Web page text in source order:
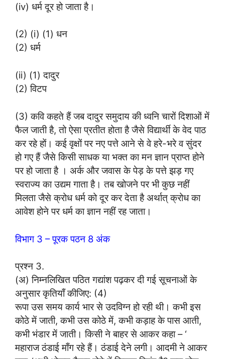
(iv) धर्म दूर हो जाता है।
(2) (i) (1) धन
(2) धर्म
(ii) (1) दादुर
(2) विटप
(3) कवि कहते हैं जब दादुर समुदाय की ध्वनि चारों दिशाओं में
फैल जाती है, तो ऐसा प्रतीत होता है जैसे विद्यार्थी के वेद पाठ
कर रहे हों। कई वृक्षों पर नए पत्ते आने से वे हरे-भरे व सुंदर
हो गए हैं जैसे किसी साधक या भक्त का मन ज्ञान प्राप्त होने
पर हो जाता है । अर्क और जवास के पेड़ के पत्ते झड़ गए
स्वराज्य का उद्यम गाता है। तब खोजने पर भी कुछ नहीं
मिलता जैसे क्रोध धर्म को दूर कर देता है अर्थात् क्रोध का
आवेश होने पर धर्म का ज्ञान नहीं रह जाता।
विभाग 3 – पूरक पठन 8 अंक
प्रश्न 3.
(अ) निम्नलिखित पठित गद्यांश पढ़कर दी गई सूचनाओं के
अनुसार कृतियाँ कीजिए: (4)
रूपा उस समय कार्य भार से उदविग्न हो रही थी। कभी इस
कोठे में जाती, कभी उस कोठे में, कभी कड़ाह के पास आती,
कभी भंडार में जाती। किसी ने बाहर से आकर कहा – ‘
महाराज ठंडाई माँग रहे हैं। ठंडाई देने लगी। आदमी ने आकर